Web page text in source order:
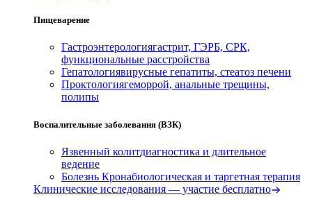
Пищеварение
Гастроэнтерологиягастрит, ГЭРБ, СРК,
функциональные расстройства
Гепатологиявирусные гепатиты, стеатоз печени
Проктологиягеморрой, анальные трещины,
полипы
Воспалительные заболевания (ВЗК)
Язвенный колитдиагностика и длительное
ведение
Болезнь Кронабиологическая и таргетная терапия
Клинические исследования — участие бесплатно